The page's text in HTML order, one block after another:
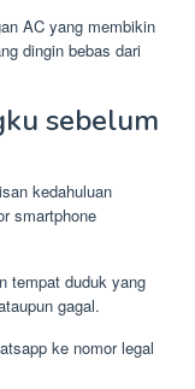
AC yang membikin
dingin bebas dari
sebelum
kedahuluan
smartphone
tempat duduk yang
gagal.
ke nomor legal